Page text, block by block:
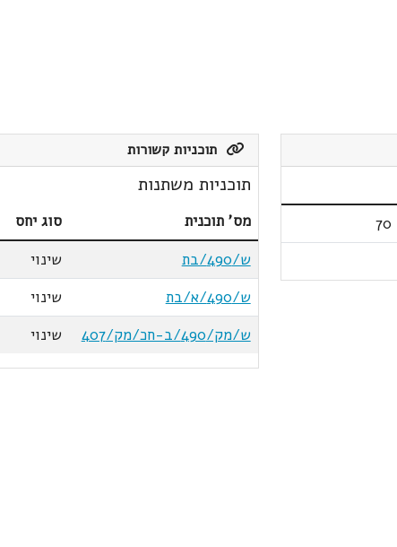
70
תוכניות קשורות
תוכניות משתנות
מס' תוכנית סוג יחס
ש/490/בת
שינוי
ש/490/א/בת
שינוי
ש/מק/490/ב-חכ/מק/407
שינוי